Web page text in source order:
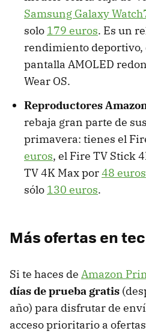
Samsung Galaxy
solo 179 euros. Es un
rendimiento deportivo,
pantalla AMOLED
Wear OS.
Reproductores
rebaja gran parte de
primavera: tienes el
euros, el Fire TV Stick
TV 4K Max por48 euros
sólo 130 euros.
Más ofertas en
Si te haces de Amazon
días de prueba gratis
año) para disfrutar de
acceso prioritario a